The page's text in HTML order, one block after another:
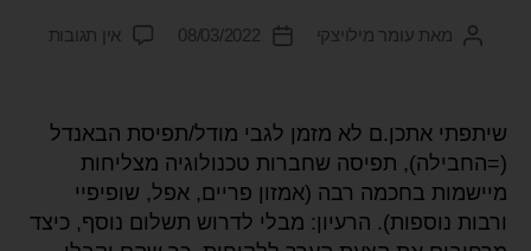
מאת עומר מילויצקי 08/03/2022 אין תגובות
שיתפתי אתכן.ם לא מזמן לגבי מודל/תפיסת הבאנדל
(=החבילה), תפיסה שחברות טכנולוגיה מצליחות
מיישמות בחכמה רבה (אמזון פריים, אפל, שופיפיי
ורבות נוספות). הרעיון: מבלי לדרוש תשלום נוסף, כיצד